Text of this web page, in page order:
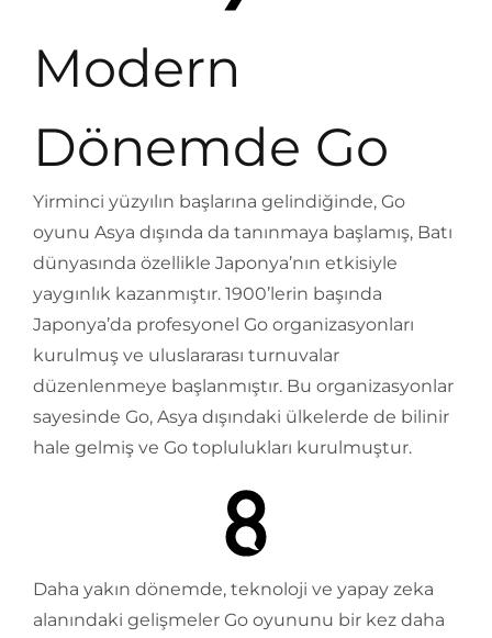
Modern
Dönemde Go
Yirminci yüzyılın başlarına gelindiğinde, Go
oyunu Asya dışında da tanınmaya başlamış, Batı
dünyasında özellikle Japonya’nın etkisiyle
yaygınlık kazanmıştır. 1900’lerin başında
Japonya’da profesyonel Go organizasyonları
kurulmuş ve uluslararası turnuvalar
düzenlenmeye başlanmıştır. Bu organizasyonlar
sayesinde Go, Asya dışındaki ülkelerde de bilinir
hale gelmiş ve Go toplulukları kurulmuştur.
Daha yakın dönemde, teknoloji ve yapay zeka
alanındaki gelişmeler Go oyununu bir kez daha